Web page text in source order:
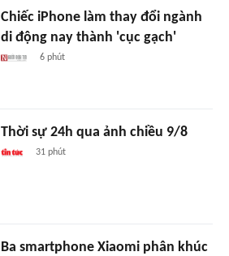
Chiếc iPhone làm thay đổi ngành
di động nay thành 'cục gạch'
6 phút
Thời sự 24h qua ảnh chiều 9/8
31 phút
Ba smartphone Xiaomi phân khúc